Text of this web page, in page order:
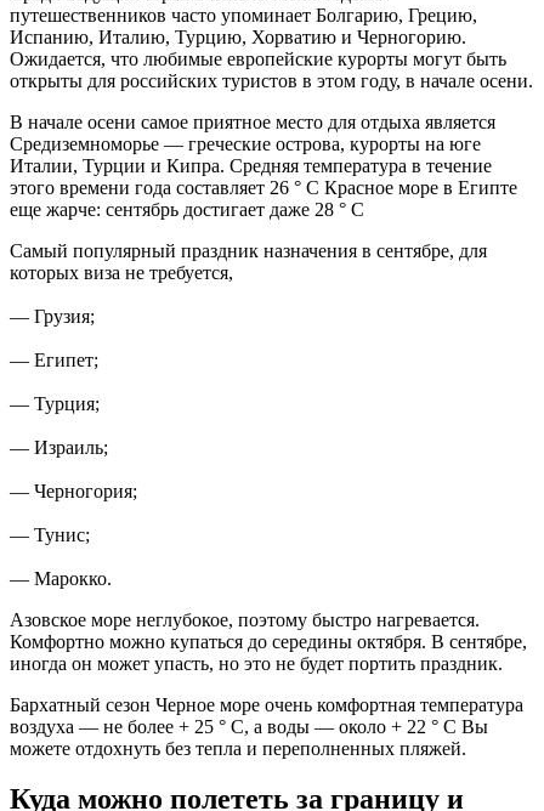
путешественников часто упоминает Болгарию, Грецию,
Испанию, Италию, Турцию, Хорватию и Черногорию.
Ожидается, что любимые европейские курорты могут быть
открыты для российских туристов в этом году, в начале осени.
В начале осени самое приятное место для отдыха является
Средиземноморье — греческие острова, курорты на юге
Италии, Турции и Кипра. Средняя температура в течение
этого времени года составляет 26 ° С Красное море в Египте
еще жарче: сентябрь достигает даже 28 ° С
Самый популярный праздник назначения в сентябре, для
которых виза не требуется,
— Грузия;
— Египет;
— Турция;
— Израиль;
— Черногория;
— Тунис;
— Марокко.
Азовское море неглубокое, поэтому быстро нагревается.
Комфортно можно купаться до середины октября. В сентябре,
иногда он может упасть, но это не будет портить праздник.
Бархатный сезон Черное море очень комфортная температура
воздуха — не более + 25 ° С, а воды — около + 22 ° С Вы
можете отдохнуть без тепла и переполненных пляжей.
Куда можно полететь за границу и